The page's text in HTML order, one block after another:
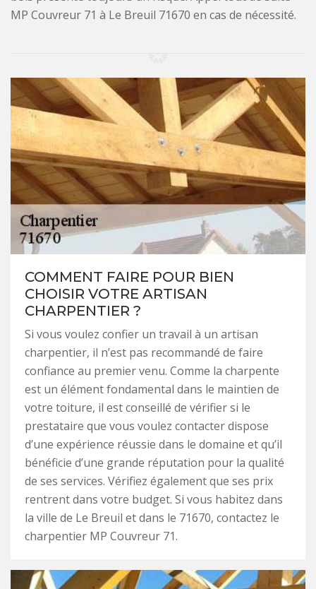
MP Couvreur 71 à Le Breuil 71670 en cas de nécessité.
COMMENT FAIRE POUR BIEN
CHOISIR VOTRE ARTISAN
CHARPENTIER ?
Si vous voulez confier un travail à un artisan
charpentier, il n’est pas recommandé de faire
confiance au premier venu. Comme la charpente
est un élément fondamental dans le maintien de
votre toiture, il est conseillé de vérifier si le
prestataire que vous voulez contacter dispose
d’une expérience réussie dans le domaine et qu’il
bénéficie d’une grande réputation pour la qualité
de ses services. Vérifiez également que ses prix
rentrent dans votre budget. Si vous habitez dans
la ville de Le Breuil et dans le 71670, contactez le
charpentier MP Couvreur 71.